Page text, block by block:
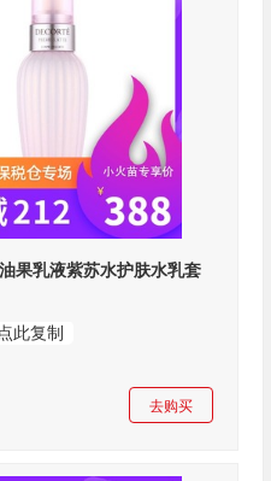
果乳液紫苏水护肤水乳套
点此复制
去购买